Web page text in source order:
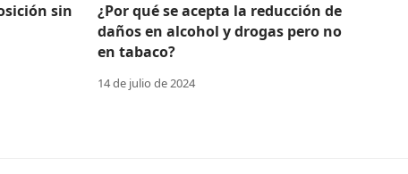
sin
¿Por qué se acepta la reducción de
daños en alcohol y drogas pero no
en tabaco?
14 de julio de 2024